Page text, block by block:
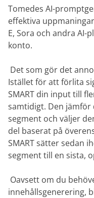
Tomedes AI-
effektiva
E, Sora och andra
konto.
Det som gör det
Istället för att förlita
SMART din input till
samtidigt. Den
segment och väljer
del baserat på
SMART sätter sedan
segment till en sista,
Oavsett om du
innehållsgenerering,